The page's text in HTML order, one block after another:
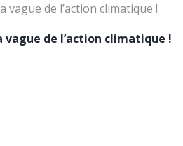
vague de l’action climatique !